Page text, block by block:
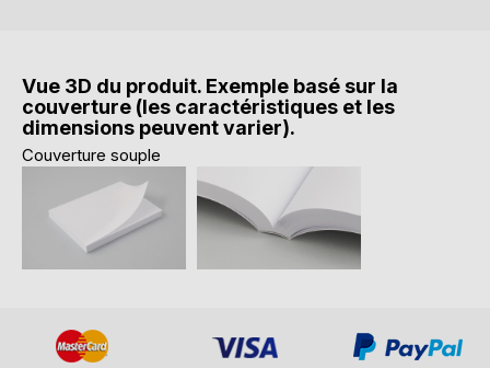
Vue 3D du produit. Exemple basé sur la
couverture (les caractéristiques et les
dimensions peuvent varier).
Couverture souple